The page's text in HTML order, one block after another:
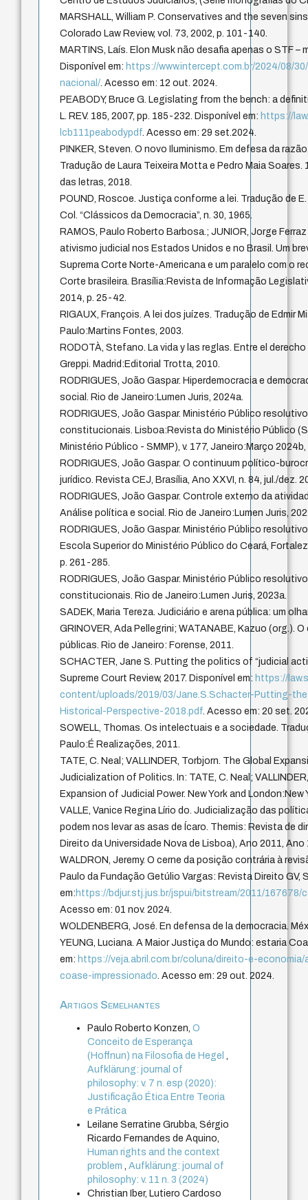
MARSHALL, William P. Conservatives and the seven
Colorado Law Review, vol. 73, 2002, p. 101-140.
MARTINS, Laís. Elon Musk não desafia apenas o STF –
Disponível em: https://www.intercept.com.br/2024/08/
nacional/. Acesso em: 12 out. 2024.
PEABODY, Bruce G. Legislating from the bench: a
L. REV. 185, 2007, pp. 185-232. Disponível em: https://
lcb111peabodypdf. Acesso em: 29 set.2024.
PINKER, Steven. O novo Iluminismo. Em defesa da
Tradução de Laura Teixeira Motta e Pedro Maia
das letras, 2018.
POUND, Roscoe. Justiça conforme a lei. Tradução de
Col. “Clássicos da Democracia”, n. 30, 1965.
RAMOS, Paulo Roberto Barbosa.; JUNIOR, Jorge
ativismo judicial nos Estados Unidos e no Brasil. Um
Suprema Corte Norte-Americana e um paralelo com o
Corte brasileira. Brasília:Revista de Informação
2014, p. 25-42.
RIGAUX, François. A lei dos juízes. Tradução de Edmir
Paulo:Martins Fontes, 2003.
RODOTÀ, Stefano. La vida y las reglas. Entre el
Greppi. Madrid:Editorial Trotta, 2010.
RODRIGUES, João Gaspar. Hiperdemocracia e
social. Rio de Janeiro:Lumen Juris, 2024a.
RODRIGUES, João Gaspar. Ministério Público
constitucionais. Lisboa:Revista do Ministério Público
Ministério Público - SMMP), v. 177, Janeiro:Março
RODRIGUES, João Gaspar. O continuum político-
jurídico. Revista CEJ, Brasília, Ano XXVI, n. 84, jul./dez.
RODRIGUES, João Gaspar. Controle externo da
Análise política e social. Rio de Janeiro:Lumen Juris,
RODRIGUES, João Gaspar. Ministério Público
Escola Superior do Ministério Público do Ceará,
p. 261-285.
RODRIGUES, João Gaspar. Ministério Público
constitucionais. Rio de Janeiro:Lumen Juris, 2023a.
SADEK, Maria Tereza. Judiciário e arena pública: um
GRINOVER, Ada Pellegrini; WATANABE, Kazuo (org.).
públicas. Rio de Janeiro: Forense, 2011.
SCHACTER, Jane S. Putting the politics of “judicial
Supreme Court Review, 2017. Disponível em: https://
content/uploads/2019/03/Jane.S.Schacter-Putting-
Historical-Perspective-2018.pdf. Acesso em: 20 set.
SOWELL, Thomas. Os intelectuais e a sociedade.
Paulo:É Realizações, 2011.
TATE, C. Neal; VALLINDER, Torbjorn. The Global
Judicialization of Politics. In: TATE, C. Neal;
Expansion of Judicial Power. New York and London:New
VALLE, Vanice Regina Lírio do. Judicialização das
podem nos levar as asas de Ícaro. Themis: Revista de
Direito da Universidade Nova de Lisboa), Ano 2011,
WALDRON, Jeremy. O cerne da posição contrária à
Paulo da Fundação Getúlio Vargas: Revista Direito GV,
em: https://bdjur.stj.jus.br/jspui/bitstream/2011/167678/
Acesso em: 01 nov. 2024.
WOLDENBERG, José. En defensa de la democracia.
YEUNG, Luciana. A Maior Justiça do Mundo: estaria
em: https://veja.abril.com.br/coluna/direito-e-
coase-impressionado. Acesso em: 29 out. 2024.
Artigos Semelhantes
Paulo Roberto Konzen,O
Conceito de Esperança
(Hoffnun) na Filosofia de Hegel,
Aufklärung: journal of
philosophy: v. 7 n. esp (2020):
Justificação Ética Entre Teoria
e Prática
Leilane Serratine Grubba, Sérgio
Ricardo Fernandes de Aquino,
Human rights and the context
problem,Aufklärung: journal of
philosophy: v. 11 n. 3 (2024)
Christian Iber, Lutiero Cardoso